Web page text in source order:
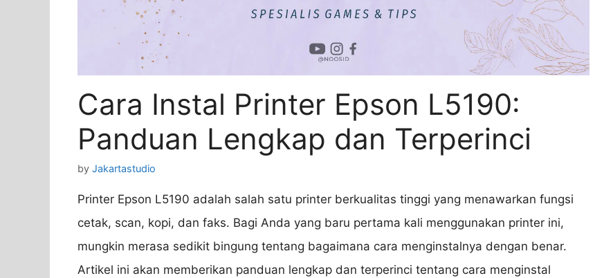
Cara Instal Printer Epson L5190:
Panduan Lengkap dan Terperinci
by Jakartastudio
Printer Epson L5190 adalah salah satu printer berkualitas tinggi yang menawarkan fungsi
cetak, scan, kopi, dan faks. Bagi Anda yang baru pertama kali menggunakan printer ini,
mungkin merasa sedikit bingung tentang bagaimana cara menginstalnya dengan benar.
Artikel ini akan memberikan panduan lengkap dan terperinci tentang cara menginstal